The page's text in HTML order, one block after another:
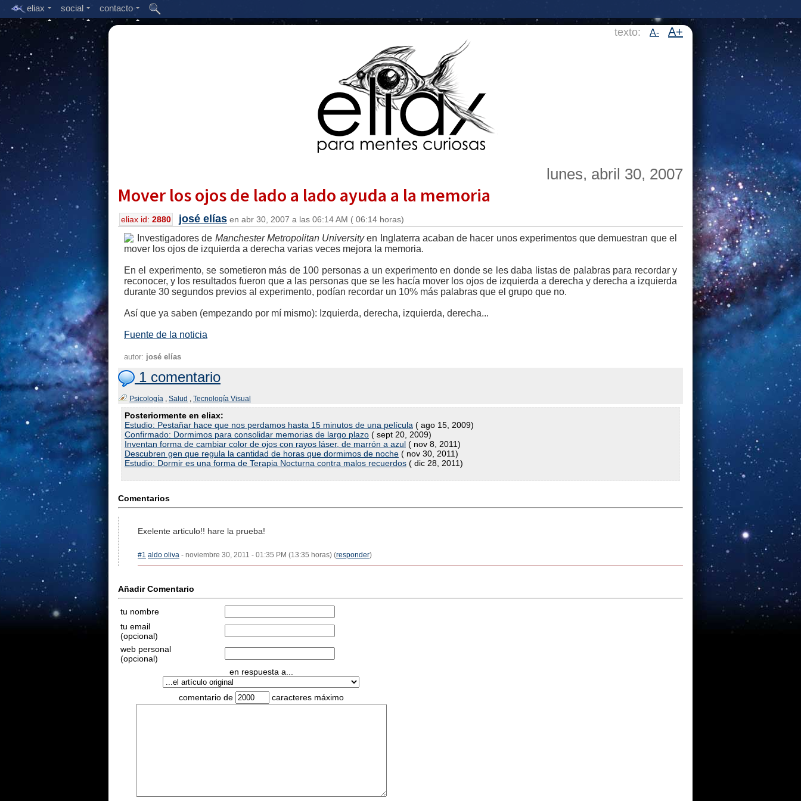
eliax social contacto
texto: A- A+
lunes, abril 30, 2007
Mover los ojos de lado a lado ayuda a la memoria
eliax id: 2880 josé elías en abr 30, 2007 a las 06:14 AM ( 06:14 horas)
Investigadores de Manchester Metropolitan Universityen Inglaterra acaban de hacer unos experimentos que demuestran que el
mover los ojos de izquierda a derecha varias veces mejora la memoria.
En el experimento, se sometieron más de 100 personas a un experimento en donde se les daba listas de palabras para recordar y
reconocer, y los resultados fueron que a las personas que se les hacía mover los ojos de izquierda a derecha y derecha a izquierda
durante 30 segundos previos al experimento, podían recordar un 10% más palabras que el grupo que no.
Así que ya saben (empezando por mí mismo): Izquierda, derecha, izquierda, derecha...
Fuente de la noticia
autor: josé elías
1 comentario
Psicología , Salud , Tecnología Visual
Posteriormente en eliax:
Estudio: Pestañar hace que nos perdamos hasta 15 minutos de una película ( ago 15, 2009)
Confirmado: Dormimos para consolidar memorias de largo plazo ( sept 20, 2009)
Inventan forma de cambiar color de ojos con rayos láser, de marrón a azul ( nov 8, 2011)
Descubren gen que regula la cantidad de horas que dormimos de noche ( nov 30, 2011)
Estudio: Dormir es una forma de Terapia Nocturna contra malos recuerdos ( dic 28, 2011)
Comentarios
Exelente articulo!! hare la prueba!
#1 aldo oliva - noviembre 30, 2011 - 01:35 PM (13:35 horas) (responder)
Añadir Comentario
tu nombre
tu email
(opcional)
web personal
(opcional)
en respuesta a...
comentario de caracteres máximo